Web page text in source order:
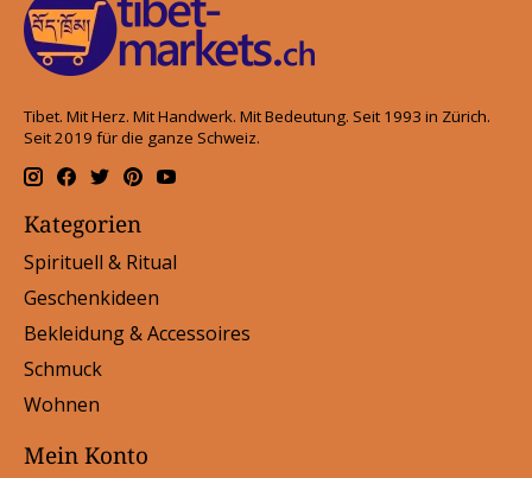
Tibet. Mit Herz. Mit Handwerk. Mit Bedeutung. Seit 1993 in Zürich.
Seit 2019 für die ganze Schweiz.
Kategorien
Spirituell & Ritual
Geschenkideen
Bekleidung & Accessoires
Schmuck
Wohnen
Mein Konto